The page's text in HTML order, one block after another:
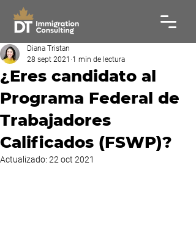
¿Eres candidato al
Programa Federal de
Trabajadores
Calificados (FSWP)?
Diana Tristan
28 sept 2021 1 min de lectura
Actualizado: 22 oct 2021